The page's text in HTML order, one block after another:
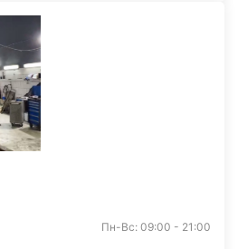
Пн-Вс: 09:00 - 21:00